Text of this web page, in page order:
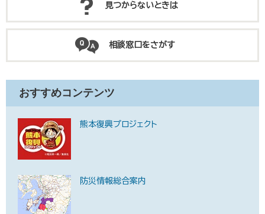
見つからないときは
相談窓口をさがす
おすすめコンテンツ
熊本復興プロジェクト
防災情報総合案内